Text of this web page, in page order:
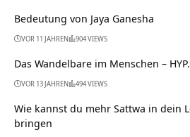
Bedeutung von Jaya Ganesha
VOR 11 JAHREN 904 VIEWS
Das Wandelbare im Menschen –
VOR 13 JAHREN 494 VIEWS
Wie kannst du mehr Sattwa in dein
bringen